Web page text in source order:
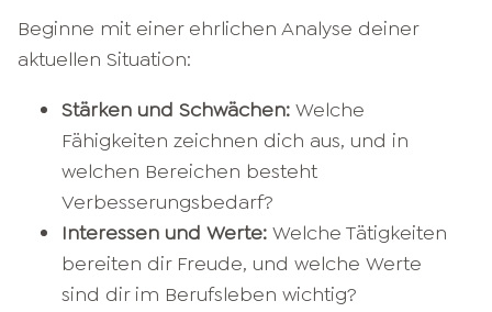
Beginne mit einer ehrlichen Analyse deiner
aktuellen Situation:​
Stärken und Schwächen: Welche
Fähigkeiten zeichnen dich aus, und in
welchen Bereichen besteht
Verbesserungsbedarf?​
Interessen und Werte: Welche Tätigkeiten
bereiten dir Freude, und welche Werte
sind dir im Berufsleben wichtig?​